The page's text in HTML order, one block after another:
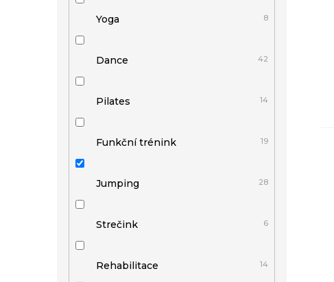
Yoga 8
Dance 42
Pilates 14
Funkční trénink 19
Jumping 28
Strečink 6
Rehabilitace 14